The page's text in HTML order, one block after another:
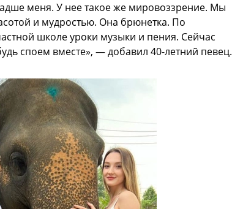
меня. У нее такое же мировоззрение. Мы
и мудростью. Она брюнетка. По
школе уроки музыки и пения. Сейчас
споем вместе», — добавил 40-летний певец.